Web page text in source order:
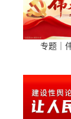
专题｜